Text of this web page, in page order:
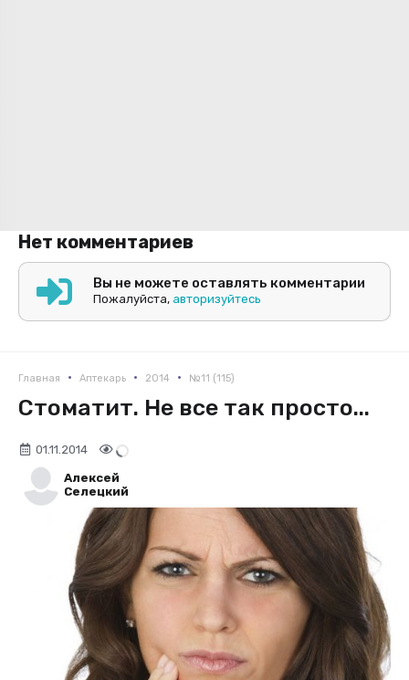
Нет комментариев
Вы не можете оставлять комментарии
Пожалуйста, авторизуйтесь
Главная • Аптекарь • 2014 • №11 (115)
Стоматит. Не все так просто...
01.11.2014
Алексей
Селецкий